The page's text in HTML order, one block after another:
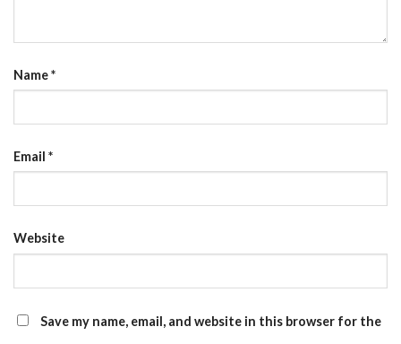
Name*
Email *
Website
Save my name, email, and website in this browser for the